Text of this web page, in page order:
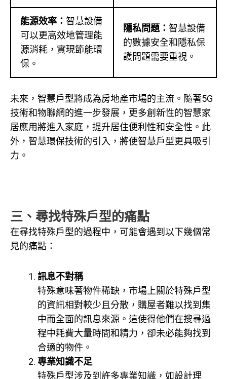
能源效率： 智慧設備
可以更高效地管理能
源消耗，實現節能環
保。
隱私問題： 智慧設備
的數據安全和隱私保
護問題需要重視。
未來，智慧戶型將成為房地產市場的主流。隨著5G
技術和物聯網的進一步發展，更多創新性的智慧家
居應用將進入家庭，提升居住便利性和安全性。此
外，智慧環保技術的引入，將使智慧戶型更具吸引
力。
三、尋找特殊戶型的痛點
在尋找特殊戶型的過程中，可能會遇到以下幾個常
見的痛點：
訊息不對稱
特殊意味著物件稀缺，市場上關於特殊戶型
的資訊相對較少且分散，購屋者難以找到集
中而全面的訊息來源。這使得他們在搜尋過
程中耗費大量時間和精力，卻未必能夠找到
合適的物件。
專業知識不足
特殊戶型涉及到許多專業知識，如設計理